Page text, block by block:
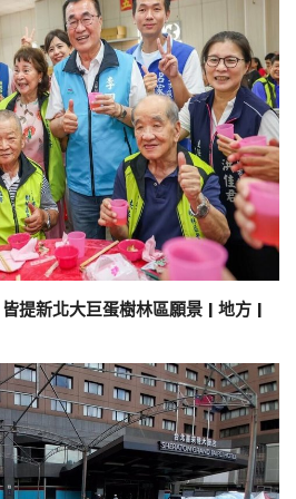
提新北大巨蛋樹林區願景 | 地方 |